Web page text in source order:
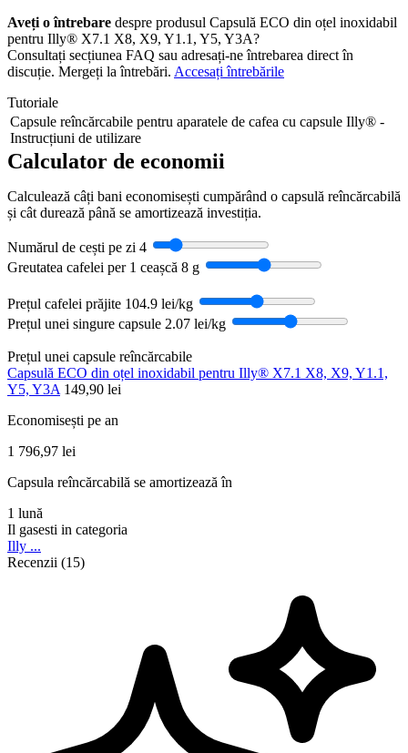
Aveți o întrebare despre produsul Capsulă ECO din oțel inoxidabil
pentru Illy® X7.1 X8, X9, Y1.1, Y5, Y3A?
Consultați secțiunea FAQ sau adresați-ne întrebarea direct în
discuție. Mergeți la întrebări. Accesați întrebările
Tutoriale
Capsule reîncărcabile pentru aparatele de cafea cu capsule Illy® -
Instrucțiuni de utilizare
Calculator de economii
Calculează câți bani economisești cumpărând o capsulă reîncărcabilă
și cât durează până se amortizează investiția.
Numărul de cești pe zi 4
Greutatea cafelei per 1 ceașcă 8 g
Prețul cafelei prăjite 104.9 lei/kg
Prețul unei singure capsule 2.07 lei/kg
Prețul unei capsule reîncărcabile
Capsulă ECO din oțel inoxidabil pentru Illy® X7.1 X8, X9, Y1.1,
Y5, Y3A 149,90 lei
Economisești pe an
1 796,97 lei
Capsula reîncărcabilă se amortizează în
1 lună
Il gasesti in categoria
Illy ...
Recenzii (15)